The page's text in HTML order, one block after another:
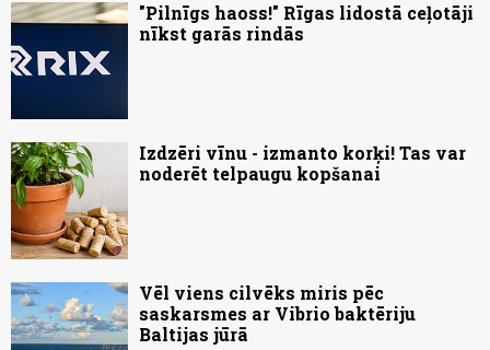
"Pilnīgs haoss!" Rīgas lidostā ceļotāji
nīkst garās rindās
Izdzēri vīnu - izmanto korķi! Tas var
noderēt telpaugu kopšanai
Vēl viens cilvēks miris pēc
saskarsmes ar Vibrio baktēriju
Baltijas jūrā